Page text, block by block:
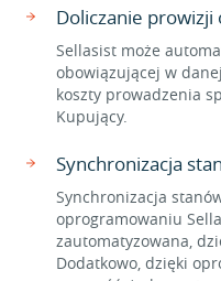
Doliczanie prowizji
Sellasist może
obowiązującej w
koszty prowadzenia
Kupujący.
Synchronizacja
Synchronizacja
oprogramowaniu
zautomatyzowana,
Dodatkowo, dzięki